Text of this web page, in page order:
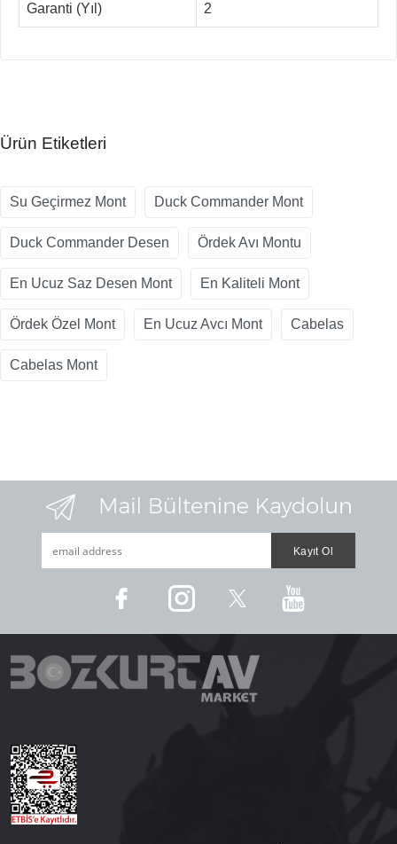
Garanti (Yıl) 2
Ürün Etiketleri
Su Geçirmez Mont Duck Commander Mont
Duck Commander Desen Ördek Avı Montu
En Ucuz Saz Desen Mont En Kaliteli Mont
Ördek Özel Mont En Ucuz Avcı Mont Cabelas
Cabelas Mont